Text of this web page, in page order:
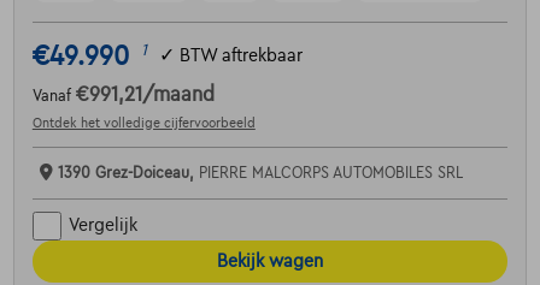
€49.990 1 ✓ BTW aftrekbaar
Vanaf €991,21 /maand
Ontdek het volledige cijfervoorbeeld
1390 Grez-Doiceau, PIERRE MALCORPS AUTOMOBILES SRL
Vergelijk
Bekijk wagen